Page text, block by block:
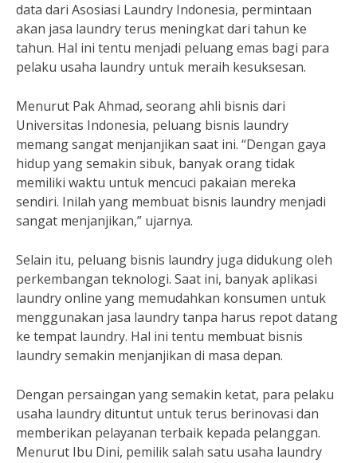
data dari Asosiasi Laundry Indonesia, permintaan
akan jasa laundry terus meningkat dari tahun ke
tahun. Hal ini tentu menjadi peluang emas bagi para
pelaku usaha laundry untuk meraih kesuksesan.
Menurut Pak Ahmad, seorang ahli bisnis dari
Universitas Indonesia, peluang bisnis laundry
memang sangat menjanjikan saat ini. “Dengan gaya
hidup yang semakin sibuk, banyak orang tidak
memiliki waktu untuk mencuci pakaian mereka
sendiri. Inilah yang membuat bisnis laundry menjadi
sangat menjanjikan,” ujarnya.
Selain itu, peluang bisnis laundry juga didukung oleh
perkembangan teknologi. Saat ini, banyak aplikasi
laundry online yang memudahkan konsumen untuk
menggunakan jasa laundry tanpa harus repot datang
ke tempat laundry. Hal ini tentu membuat bisnis
laundry semakin menjanjikan di masa depan.
Dengan persaingan yang semakin ketat, para pelaku
usaha laundry dituntut untuk terus berinovasi dan
memberikan pelayanan terbaik kepada pelanggan.
Menurut Ibu Dini, pemilik salah satu usaha laundry